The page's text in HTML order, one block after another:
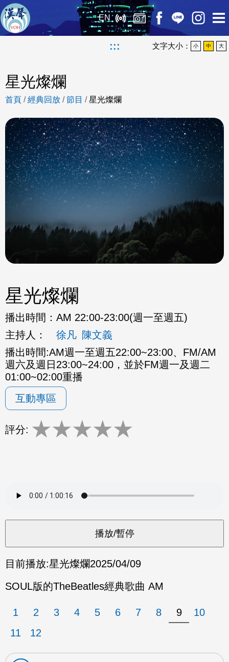
EN
::: 文字大小： 小 中 大
星光燦爛
首頁 /經典回放 /節目 /星光燦爛
星光燦爛
播出時間： AM 22:00-23:00(週一至週五)
主持人：
徐凡 陳文義
播出時間:AM週一至週五22:00~23:00、FM/AM
週六及週日23:00~24:00，並於FM週一及週二
01:00~02:00重播
互動專區
評分: ★★★★★
目前播放:星光燦爛2025/04/09
SOUL版的TheBeatles經典歌曲 AM
1 2 3 4 5 6 7 8 9
10
11
12